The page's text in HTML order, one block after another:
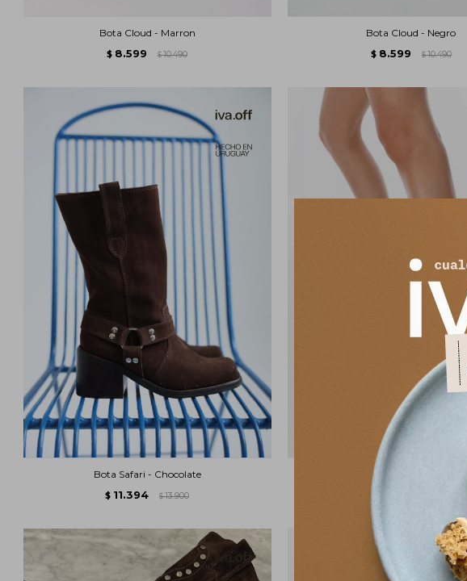
Bota Cloud - Marron
$ 8.599 $ 10.490
Bota Cloud - Negro
$ 8.599 $ 10.490
Bota Safari - Chocolate
$ 11.394 $ 13.900
Bota Safari - Negro